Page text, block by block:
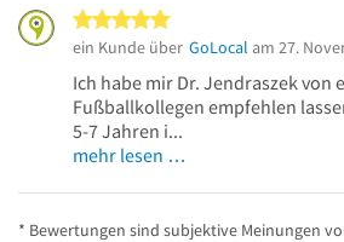
ein Kunde über GoLocal am 27.
Ich habe mir Dr. Jendraszek von
Fußballkollegen empfehlen
5-7 Jahren i...
mehr lesen …
* Bewertungen sind subjektive Meinungen